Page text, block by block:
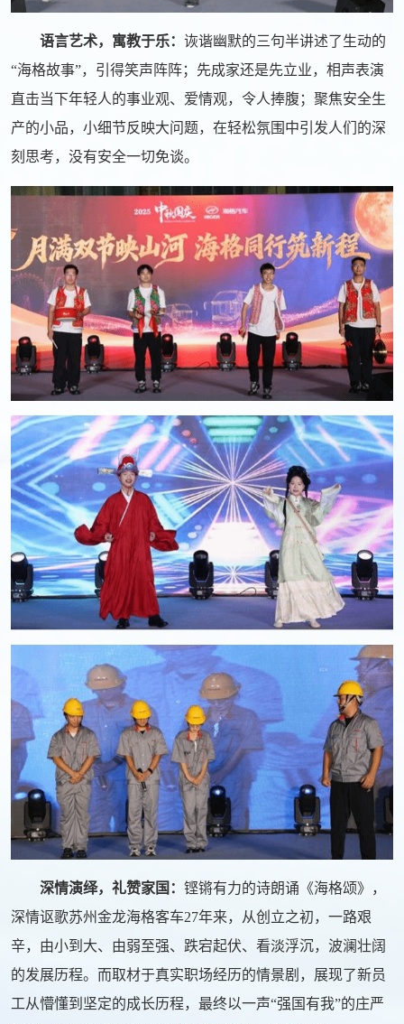
语言艺术，寓教于乐： 诙谐幽默的三句半讲述了生动的
“海格故事”，引得笑声阵阵；先成家还是先立业，相声表演
直击当下年轻人的事业观、爱情观， 令人捧腹；聚焦安全生
产的小品，小细节反映大问题，在轻松氛围中引发人们的深
刻思考，没有安全一切免谈。
深情演绎，礼赞家国： 铿锵有力的诗朗诵《海格颂》，
深情讴歌苏州金龙海格客车27年来，从创立之初，一路艰
辛，由小到大、由弱至强、跌宕起伏、看淡浮沉，波澜壮阔
的发展历程。而取材于真实职场经历的情景剧，展现了新员
工从懵懂到坚定的成长历程，最终以一声“强国有我”的庄严